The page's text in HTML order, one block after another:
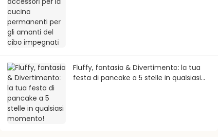
Fluffy, fantasia & Divertimento: la tua
festa di pancake a 5 stelle in qualsiasi